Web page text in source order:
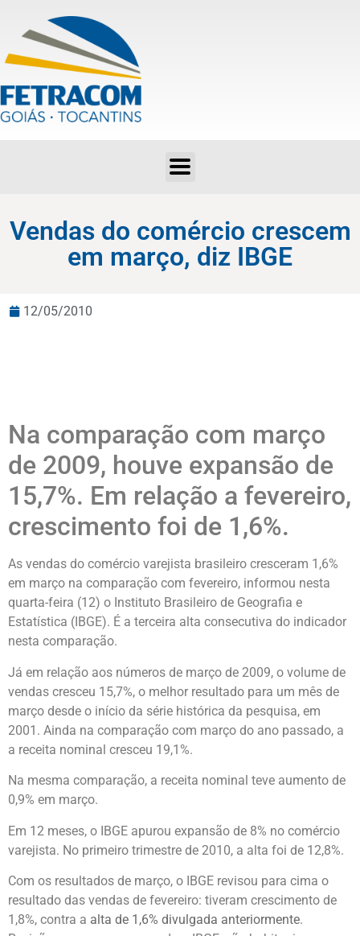
Vendas do comércio crescem
em março, diz IBGE
12/05/2010
Na comparação com março
de 2009, houve expansão de
15,7%. Em relação a fevereiro,
crescimento foi de 1,6%.
As vendas do comércio varejista brasileiro cresceram 1,6%
em março na comparação com fevereiro, informou nesta
quarta-feira (12) o Instituto Brasileiro de Geografia e
Estatística (IBGE). É a terceira alta consecutiva do indicador
nesta comparação.
Já em relação aos números de março de 2009, o volume de
vendas cresceu 15,7%, o melhor resultado para um mês de
março desde o início da série histórica da pesquisa, em
2001. Ainda na comparação com março do ano passado, a
a receita nominal cresceu 19,1%.
Na mesma comparação, a receita nominal teve aumento de
0,9% em março.
Em 12 meses, o IBGE apurou expansão de 8% no comércio
varejista. No primeiro trimestre de 2010, a alta foi de 12,8%.
Com os resultados de março, o IBGE revisou para cima o
resultado das vendas de fevereiro: tiveram crescimento de
1,8%, contra a alta de 1,6% divulgada anteriormente.